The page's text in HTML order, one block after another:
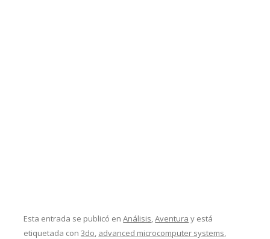
Esta entrada se publicó enAnálisis,Aventura y está
etiquetada con3do, advanced microcomputer systems,